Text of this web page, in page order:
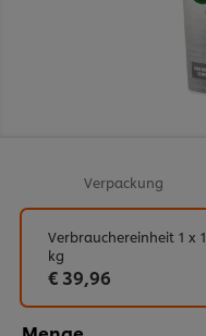
Verpackung
Verbrauchereinheit 1 x 1
kg
€ 39,96